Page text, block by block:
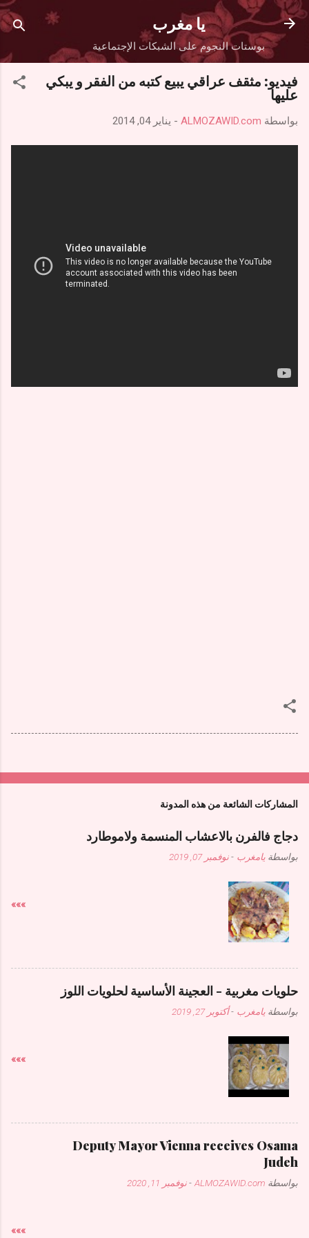
التخطي إلى المحتوى الرئيسي
يا مغرب
بوستات النجوم على الشبكات الإجتماعية
فيديو: مثقف عراقي يبيع كتبه من الفقر و يبكي
عليها
بواسطة ALMOZAWID.com
- يناير 04, 2014
المشاركات الشائعة من هذه المدونة
دجاج فالفرن بالاعشاب المنسمة ولاموطارد
بواسطة يامغرب -نوفمبر 07, 2019
»»»
حلويات مغربية - العجينة الأساسية لحلويات اللوز
بواسطة يامغرب -أكتوبر 27, 2019
»»»
Deputy Mayor Vienna receives Osama
Judeh
بواسطة ALMOZAWID.com
-نوفمبر 11, 2020
»»»